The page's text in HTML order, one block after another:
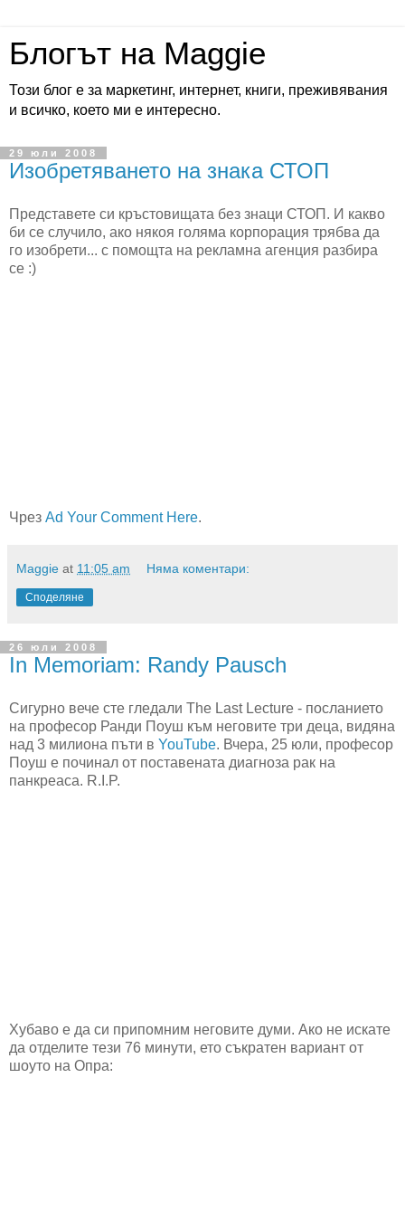
Блогът на Maggie
Този блог е за маркетинг, интернет, книги, преживявания
и всичко, което ми е интересно.
29 юли 2008
Изобретяването на знака СТОП
Представете си кръстовищата без знаци СТОП. И какво
би се случило, ако някоя голяма корпорация трябва да
го изобрети... с помощта на рекламна агенция разбира
се :)
Чрез Ad Your Comment Here.
Maggie at 11:05 am Няма коментари:
Споделяне
26 юли 2008
In Memoriam: Randy Pausch
Сигурно вече сте гледали The Last Lecture - посланието
на професор Ранди Поуш към неговите три деца, видяна
над 3 милиона пъти в YouTube. Вчера, 25 юли, професор
Поуш е починал от поставената диагноза рак на
панкреаса. R.I.P.
Хубаво е да си припомним неговите думи. Ако не искате
да отделите тези 76 минути, ето съкратен вариант от
шоуто на Опра: